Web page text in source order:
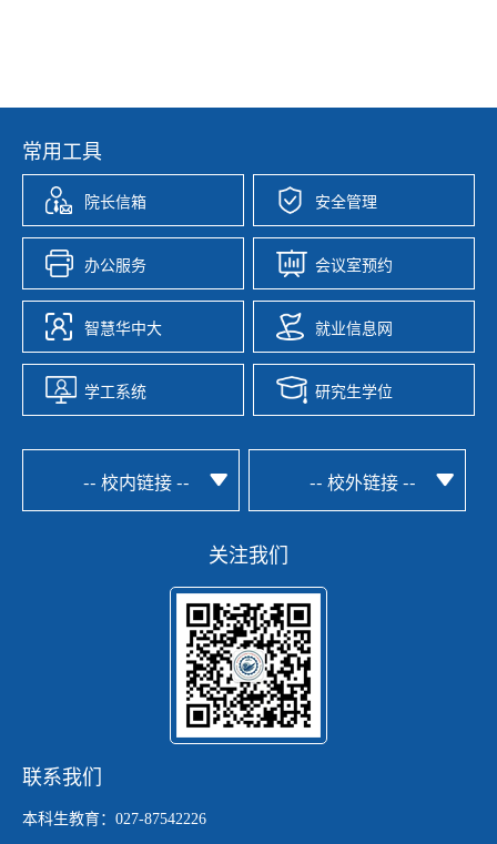
常用工具
院长信箱 安全管理
办公服务 会议室预约
智慧华中大 就业信息网
学工系统 研究生学位
-- 校内链接 -- -- 校外链接 --
关注我们
联系我们
本科生教育：027-87542226